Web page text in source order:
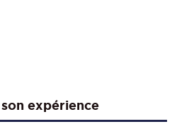
expérience